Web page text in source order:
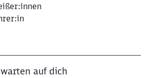
warten auf dich